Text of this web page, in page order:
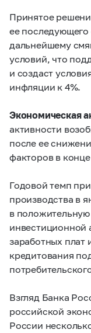
Принятое
ее последующего
дальнейшему
условий, что
и создаст
инфляции к 4%.
Экономическая
активности
после ее
факторов в
Годовой темп
производства в
в
инвестиционной
заработных плат
кредитования
Взгляд Банка
российской
России